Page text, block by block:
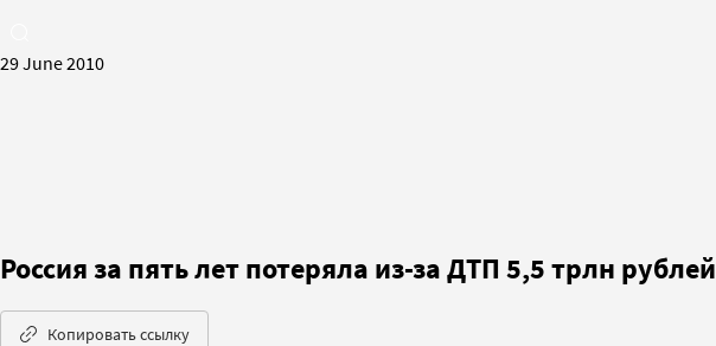
29 June 2010
Россия за пять лет потеряла из-за ДТП 5,5 трлн рублей
Копировать ссылку